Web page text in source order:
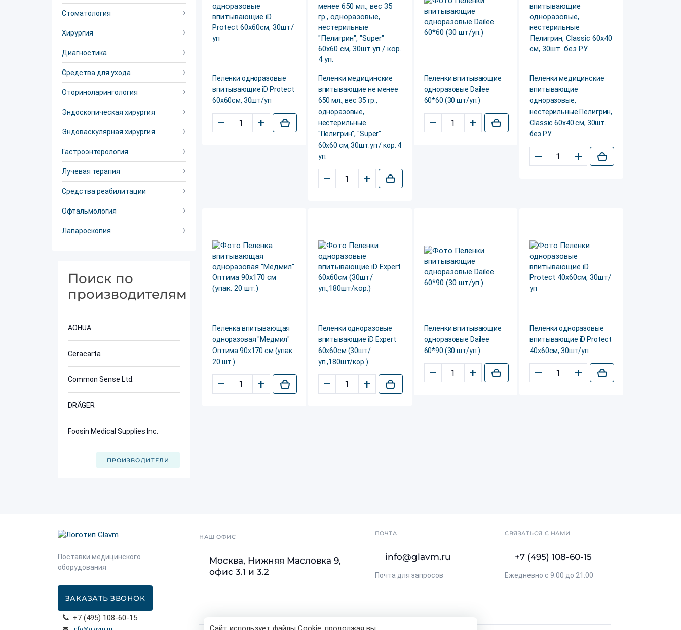
Стоматология
Хирургия
Диагностика
Средства для ухода
Оториноларингология
Эндоскопическая хирургия
Эндоваскулярная хирургия
Гастроэнтерология
Лучевая терапия
Средства реабилитации
Офтальмология
Лапароскопия
Поиск по
производителям
AOHUA
Ceracarta
Common Sense Ltd.
DRÄGER
Foosin Medical Supplies Inc.
ПРОИЗВОДИТЕЛИ
Пеленки одноразовые
впитывающие iD Protect
60х60см, 30шт/уп
– +
Пеленки медицинские
впитывающие не менее
650 мл., вес 35 гр.,
одноразовые,
нестерильные
"Пелигрин", "Super"
60х60 см, 30шт.уп / кор. 4
уп.
– +
Пеленки впитывающие
одноразовые Dailee
60*60 (30 шт/уп.)
– +
Пеленки медицинские
впитывающие
одноразовые,
нестерильные Пелигрин,
Classic 60х40 см, 30шт.
без РУ
– +
Пеленка впитывающая
одноразовая "Медмил"
Оптима 90х170 см (упак.
20 шт.)
– +
Пеленки одноразовые
впитывающие iD Expert
60х60см (30шт/
уп.,180шт/кор.)
– +
Пеленки впитывающие
одноразовые Dailee
60*90 (30 шт/уп.)
– +
Пеленки одноразовые
впитывающие iD Protect
40х60см, 30шт/уп
– +
Поставки медицинского
оборудования
ЗАКАЗАТЬ ЗВОНОК
+7 (495) 108-60-15
НАШ ОФИС
Москва, Нижняя Масловка 9,
офис 3.1 и 3.2
ПОЧТА
info@glavm.ru
Почта для запросов
СВЯЗАТЬСЯ С НАМИ
+7 (495) 108-60-15
Ежедневно с 9:00 до 21:00